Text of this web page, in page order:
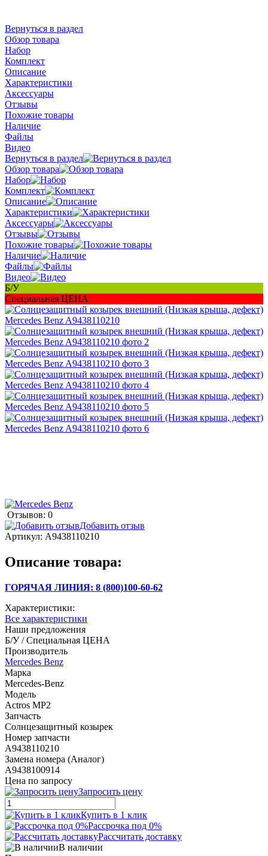
Вернуться в раздел
Обзор товара
Набор
Комплект
Описание
Характеристики
Аксессуары
Отзывы
Похожие товары
Наличие
Файлы
Видео
Вернуться в раздел
Обзор товара
Набор
Комплект
Описание
Характеристики
Аксессуары
Отзывы
Похожие товары
Наличие
Файлы
Видео
Б/У
Специальная ЦЕНА
Отзывов: 0
Добавить отзыв
Артикул: A9438110210
Описание товара:
ГОРЯЧАЯ ЛИНИЯ: 8 (800)100-60-62
Характеристики:
Все характеристики
Наши предложения
Б/У / Специальная ЦЕНА
Производитель
Mercedes Benz
Марка
Mercedes-Benz
Модель
Actros MP2
Запчасть
Солнцезащитный козырек
Номер запчасти
A9438110210
Замена номера (Аналог)
A9438100914
Цена по запросу
Запросить цену
Купить в 1 клик
Рассрочка под 0%
Рассчитать доставку
В наличии